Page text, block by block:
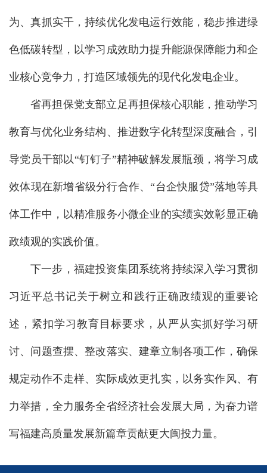
为、真抓实干，持续优化发电运行效能，稳步推进绿
色低碳转型，以学习成效助力提升能源保障能力和企
业核心竞争力，打造区域领先的现代化发电企业。
省再担保党支部立足再担保核心职能，推动学习
教育与优化业务结构、推进数字化转型深度融合，引
导党员干部以“钉钉子”精神破解发展瓶颈，将学习成
效体现在新增省级分行合作、“台企快服贷”落地等具
体工作中，以精准服务小微企业的实绩实效彰显正确
政绩观的实践价值。
下一步，福建投资集团系统将持续深入学习贯彻
习近平总书记关于树立和践行正确政绩观的重要论
述，紧扣学习教育目标要求，从严从实抓好学习研
讨、问题查摆、整改落实、建章立制各项工作，确保
规定动作不走样、实际成效更扎实，以务实作风、有
力举措，全力服务全省经济社会发展大局，为奋力谱
写福建高质量发展新篇章贡献更大闽投力量。